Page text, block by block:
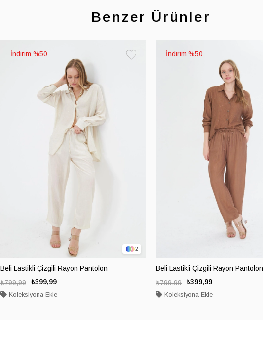
Benzer Ürünler
2
Beli Lastikli Çizgili Rayon Pantolon
₺399,99
₺799,99
Koleksiyona Ekle
%50
Beli Lastikli Çizgili Rayon Pantolon
₺399,99
₺799,99
Koleksiyona Ekle
%50